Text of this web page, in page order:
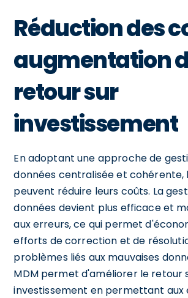
Réduction des
augmentation
retour sur
investissement
En adoptant une approche de
données centralisée et cohérente,
peuvent réduire leurs coûts. La
données devient plus efficace et
aux erreurs, ce qui permet
efforts de correction et de
problèmes liés aux mauvaises
MDM permet d'améliorer le retour
investissement en permettant aux